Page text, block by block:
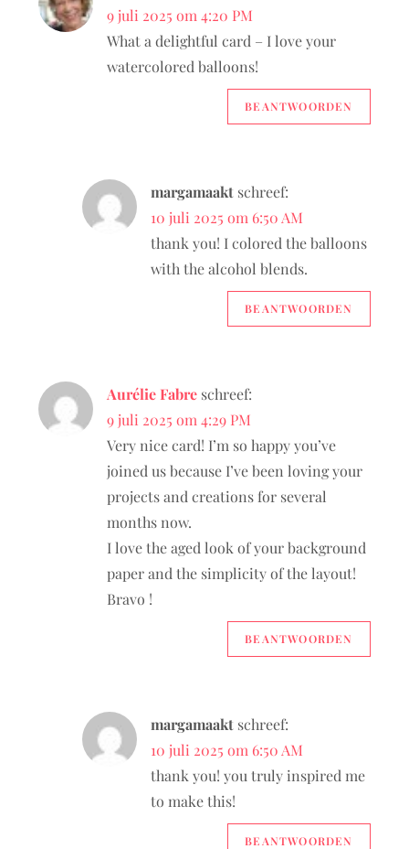
9 juli 2025 om 4:20 PM
What a delightful card – I love your
watercolored balloons!
BEANTWOORDEN
margamaakt schreef:
10 juli 2025 om 6:50 AM
thank you! I colored the balloons
with the alcohol blends.
BEANTWOORDEN
Aurélie Fabre schreef:
9 juli 2025 om 4:29 PM
Very nice card! I’m so happy you’ve
joined us because I’ve been loving your
projects and creations for several
months now.
I love the aged look of your background
paper and the simplicity of the layout!
Bravo !
BEANTWOORDEN
margamaakt schreef:
10 juli 2025 om 6:50 AM
thank you! you truly inspired me
to make this!
BEANTWOORDEN